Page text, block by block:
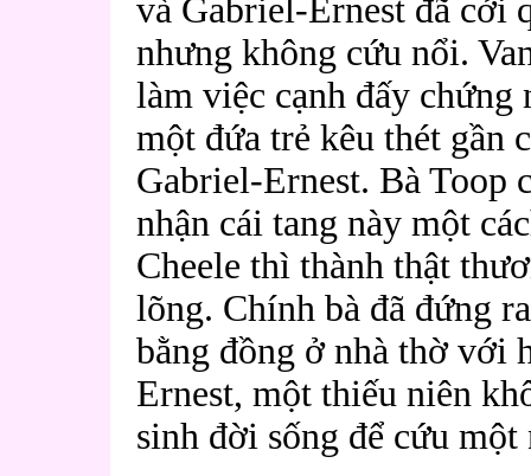
và Gabriel-Ernest đã cởi
nhưng không cứu nổi.
làm việc cạnh đấy chứng
một đứa trẻ kêu thét gần
Gabriel-Ernest. Bà Toop
nhận cái tang này một
Cheele thì thành thật
lõng. Chính bà đã đứng
bằng đồng ở nhà thờ với
Ernest, một thiếu niên
sinh đời sống để cứu